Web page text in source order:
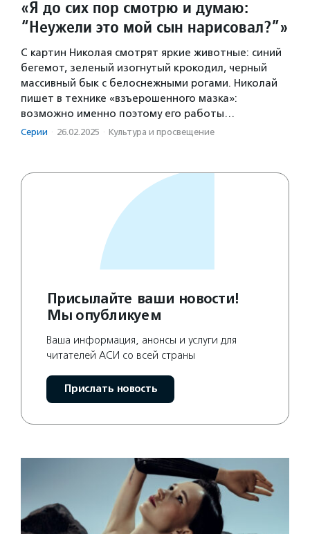
«Я до сих пор смотрю и думаю:
“Неужели это мой сын нарисовал?”»
С картин Николая смотрят яркие животные: синий
бегемот, зеленый изогнутый крокодил, черный
массивный бык с белоснежными рогами. Николай
пишет в технике «взъерошенного мазка»:
возможно именно поэтому его работы…
Серии · 26.02.2025 · Культура и просвещение
Присылайте ваши новости!
Мы опубликуем
Ваша информация, анонсы и услуги для
читателей АСИ со всей страны
Прислать новость